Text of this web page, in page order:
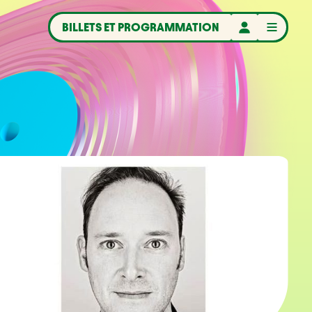
BILLETS ET PROGRAMMATION